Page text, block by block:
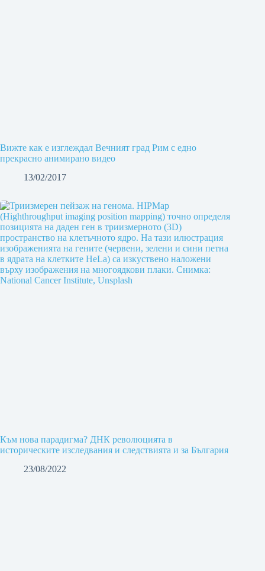
Вижте как е изглеждал Вечният град Рим с едно
прекрасно анимирано видео
13/02/2017
Към нова парадигма? ДНК революцията в
историческите изследвания и следствията и за България
23/08/2022